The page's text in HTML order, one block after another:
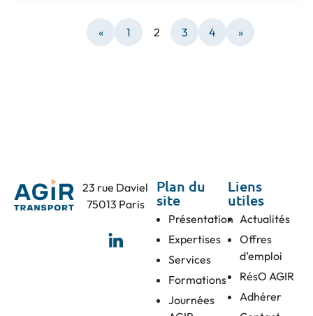
« 1 2 3 4 »
23 rue Daviel
75013 Paris
Plan du
site
Présentation
Expertises
Services
Formations
Journées
Liens
utiles
Actualités
Offres
d’emploi
RésO AGIR
Adhérer